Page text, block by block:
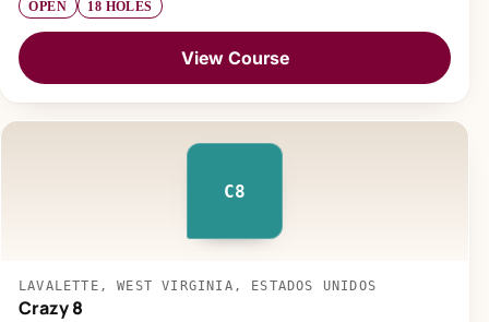
OPEN 18 HOLES
View Course
C8
LAVALETTE, WEST VIRGINIA, ESTADOS UNIDOS
Crazy 8